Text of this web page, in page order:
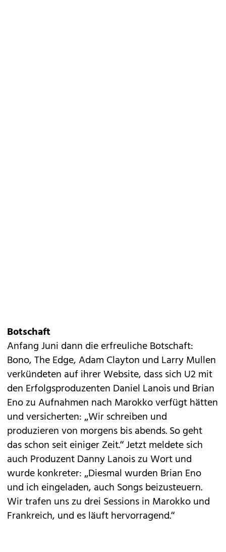
Botschaft
Anfang Juni dann die erfreuliche Botschaft:
Bono, The Edge, Adam Clayton und Larry Mullen
verkündeten auf ihrer Website, dass sich U2 mit
den Erfolgsproduzenten Daniel Lanois und Brian
Eno zu Aufnahmen nach Marokko verfügt hätten
und versicherten: „Wir schreiben und
produzieren von morgens bis abends. So geht
das schon seit einiger Zeit.“ Jetzt meldete sich
auch Produzent Danny Lanois zu Wort und
wurde konkreter: „Diesmal wurden Brian Eno
und ich eingeladen, auch Songs beizusteuern.
Wir trafen uns zu drei Sessions in Marokko und
Frankreich, und es läuft hervorragend.“